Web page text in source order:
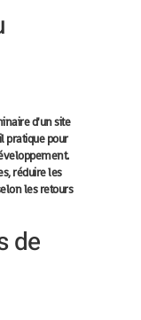
d'un site
pratique pour
réduire les
les retours
de